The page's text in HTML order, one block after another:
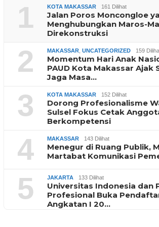
1 KOTA MAKASSAR 161 Dilihat
Jalan Poros Moncongloe
Menghubungkan Maros-
Direkonstruksi
2 MAKASSAR UNCATEGORIZED 159
Momentum Hari Anak
PAUD Kota Makassar Ajak
Jaga Masa…
3 KOTA MAKASSAR 152 Dilihat
Dorong Profesionalisme
Sulsel Fokus Cetak
Berkompetensi
4 MAKASSAR 143 Dilihat
Menegur di Ruang Publik,
Martabat Komunikasi
5 JAKARTA 133 Dilihat
Universitas Indonesia dan
Profesional Buka
Angkatan I 20…